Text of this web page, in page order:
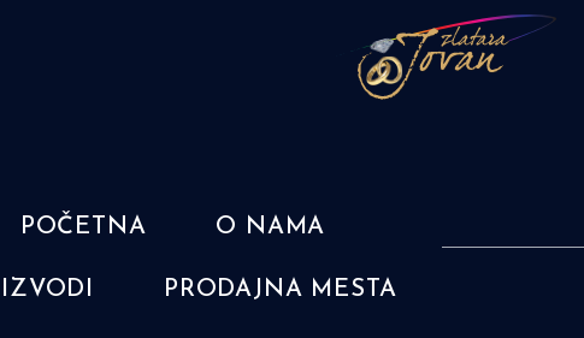
POČETNA O NAMA
PRODAJNA MESTA